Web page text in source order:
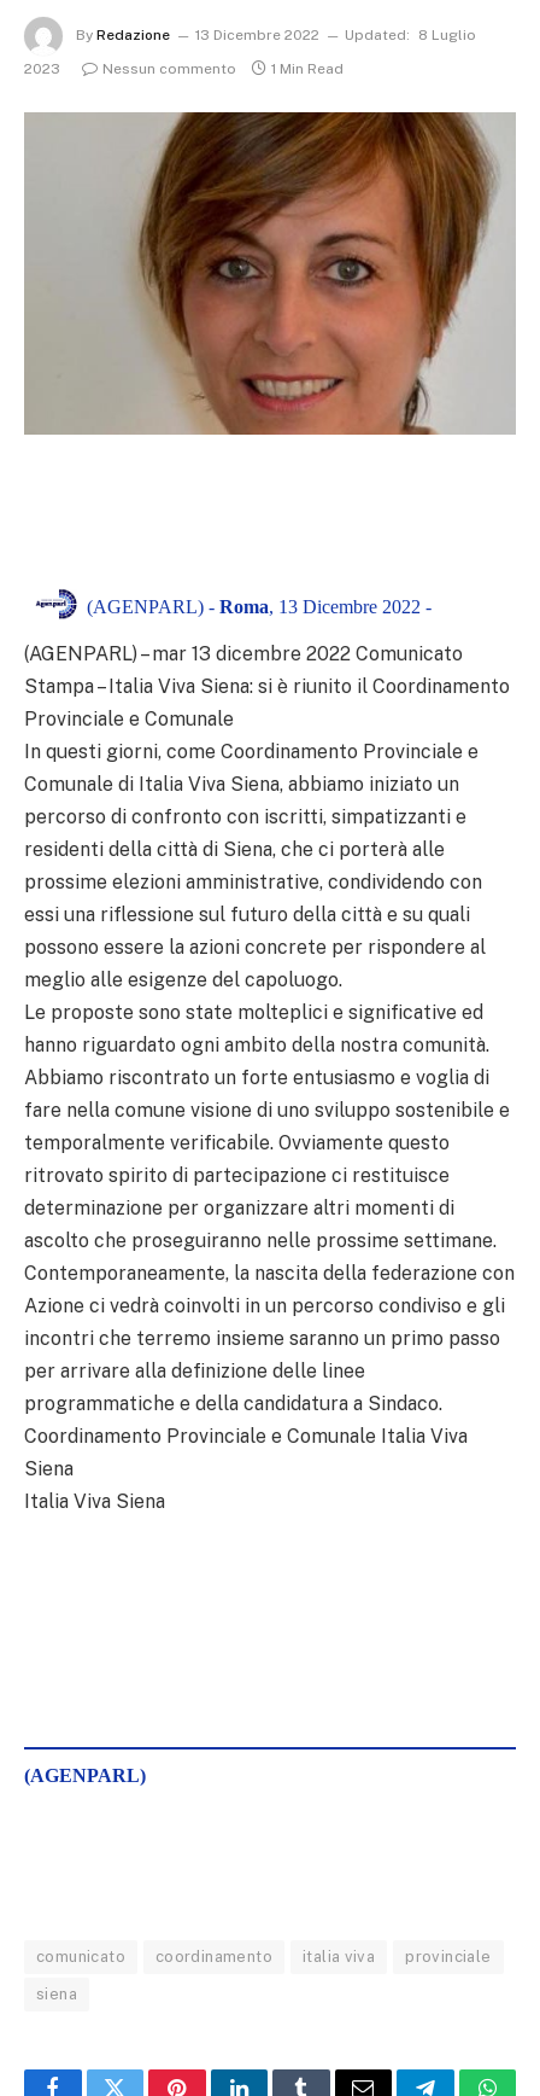
By Redazione 13 Dicembre 2022 Updated:
8 Luglio
2023
Nessun commento 1 Min Read
(AGENPARL) - Roma, 13 Dicembre 2022 -
(AGENPARL) – mar 13 dicembre 2022 Comunicato
Stampa – Italia Viva Siena: si è riunito il Coordinamento
Provinciale e Comunale
In questi giorni, come Coordinamento Provinciale e
Comunale di Italia Viva Siena, abbiamo iniziato un
percorso di confronto con iscritti, simpatizzanti e
residenti della città di Siena, che ci porterà alle
prossime elezioni amministrative, condividendo con
essi una riflessione sul futuro della città e su quali
possono essere la azioni concrete per rispondere al
meglio alle esigenze del capoluogo.
Le proposte sono state molteplici e significative ed
hanno riguardato ogni ambito della nostra comunità.
Abbiamo riscontrato un forte entusiasmo e voglia di
fare nella comune visione di uno sviluppo sostenibile e
temporalmente verificabile. Ovviamente questo
ritrovato spirito di partecipazione ci restituisce
determinazione per organizzare altri momenti di
ascolto che proseguiranno nelle prossime settimane.
Contemporaneamente, la nascita della federazione con
Azione ci vedrà coinvolti in un percorso condiviso e gli
incontri che terremo insieme saranno un primo passo
per arrivare alla definizione delle linee
programmatiche e della candidatura a Sindaco.
Coordinamento Provinciale e Comunale Italia Viva
Siena
Italia Viva Siena
(AGENPARL)
comunicato coordinamento italia viva provinciale
siena